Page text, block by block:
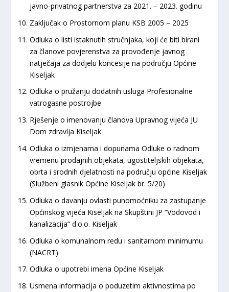
javno-privatnog partnerstva za 2021. – 2023. godinu
Zaključak o Prostornom planu KSB 2005 – 2025
Odluka o listi istaknutih stručnjaka, koji će biti birani
za članove povjerenstva za provođenje javnog
natječaja za dodjelu koncesije na području Općine
Kiseljak
Odluka o pružanju dodatnih usluga Profesionalne
vatrogasne postrojbe
Rješenje o imenovanju članova Upravnog vijeća JU
Dom zdravlja Kiseljak
Odluka o izmjenama i dopunama Odluke o radnom
vremenu prodajnih objekata, ugostiteljskih objekata,
obrta i srodnih djelatnosti na području općine Kiseljak
(Službeni glasnik Općine Kiseljak br. 5/20)
Odluka o davanju ovlasti punomoćniku za zastupanje
Općinskog vijeća Kiseljak na Skupštini JP ”Vodovod i
kanalizacija” d.o.o. Kiseljak
Odluka o komunalnom redu i sanitarnom minimumu
(NACRT)
Odluka o upotrebi imena Općine Kiseljak
Usmena informacija o poduzetim aktivnostima po